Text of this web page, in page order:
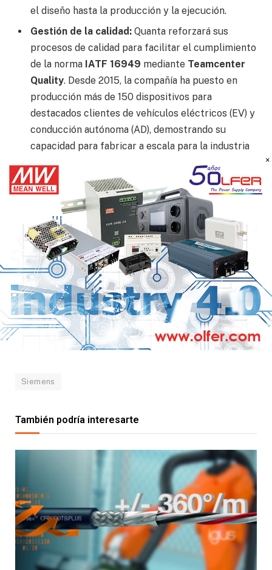
el diseño hasta la producción y la ejecución.
Gestión de la calidad: Quanta reforzará sus
procesos de calidad para facilitar el cumplimiento
de la norma IATF 16949 mediante Teamcenter
Quality. Desde 2015, la compañía ha puesto en
producción más de 150 dispositivos para
destacados clientes de vehículos eléctricos (EV) y
conducción autónoma (AD), demostrando su
capacidad para fabricar a escala para la industria
de la automoción. La referencia a la norma IATF
16949 refuerza además su capacidad para cumplir
con los exigentes requisitos de calidad y fiabilidad
del sector, facilitando su entrada en segmentos
de alto crecimiento como la electrónica para
automoción.
Para conocer cómo Siemens está ayudando a los
fabricantes de electrónica de alta tecnología a
acelerar su transformación digital, visite:
https://www.siemens.com/en-
us/products/teamcenter/
Siemens
También podría interesarte
×